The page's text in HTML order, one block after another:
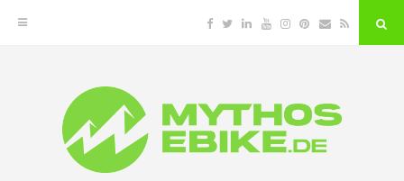
Facebook
TwitterLinkedinYouTubeInstagram
Pinterest
EmailRSS